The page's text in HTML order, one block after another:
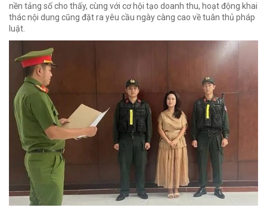
nền tảng số cho thấy, cùng với cơ hội tạo doanh thu, hoạt động khai
thác nội dung cũng đặt ra yêu cầu ngày càng cao về tuân thủ pháp
luật.